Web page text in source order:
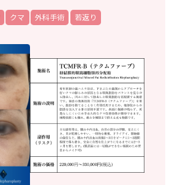
クマ 外科手術 若返り